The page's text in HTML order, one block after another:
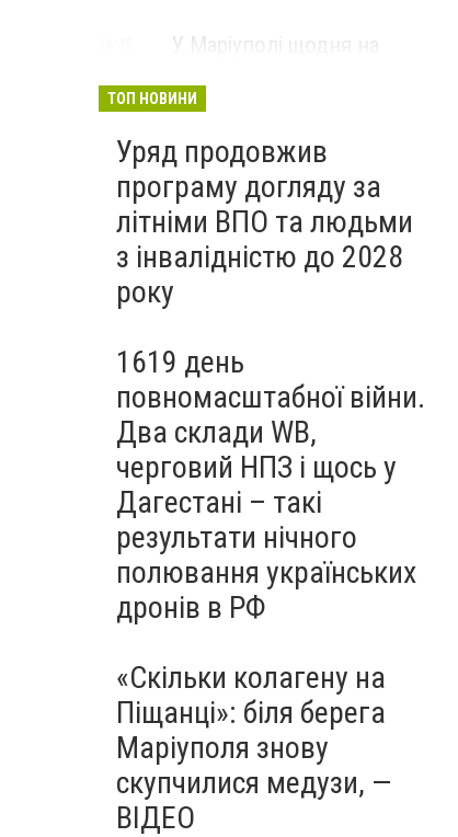
У Маріуполі щодня на
відключатимуть світло: це
ТОП НОВИНИ
Уряд продовжив
програму догляду за
літніми ВПО та людьми
з інвалідністю до 2028
року
1619 день
повномасштабної війни.
Два склади WB,
черговий НПЗ і щось у
Дагестані – такі
результати нічного
полювання українських
дронів в РФ
«Скільки колагену на
Піщанці»: біля берега
Маріуполя знову
скупчилися медузи, —
ВІДЕО